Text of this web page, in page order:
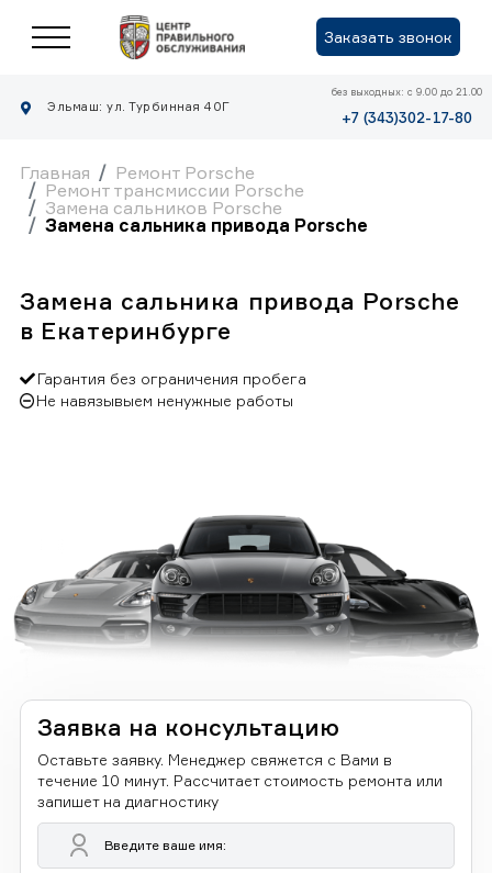
Заказать звонок
Эльмаш: ул. Турбинная 40Г
без выходных: с 9.00 до 21.00
+7 (343)302-17-80
Главная
Ремонт Porsche
Ремонт трансмиссии Porsche
Замена сальников Porsche
Замена сальника привода Porsche
Замена сальника привода Porsche
в Екатеринбурге
Гарантия без ограничения пробега
Не навязывыем ненужные работы
Заявка на консультацию
Оставьте заявку. Менеджер свяжется с Вами в
течение 10 минут. Рассчитает стоимость ремонта или
запишет на диагностику